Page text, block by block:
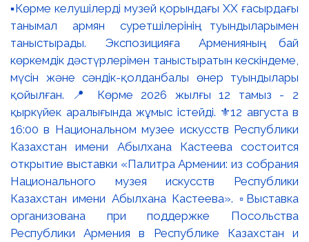
▪️Көрме келушілерді музей қорындағы ХХ ғасырдағы
танымал армян суретшілерінің туындыларымен
таныстырады. Экспозицияға Арменияның бай
көркемдік дәстүрлерімен таныстыратын кескіндеме,
мүсін және сәндік-қолданбалы өнер туындылары
қойылған. 📍 Көрме 2026 жылғы 12 тамыз - 2
қыркүйек аралығында жұмыс істейді. ⚜️12 августа в
16:00 в Национальном музее искусств Республики
Казахстан имени Абылхана Кастеева состоится
открытие выставки «Палитра Армении: из собрания
Национального музея искусств Республики
Казахстан имени Абылхана Кастеева». ▫️Выставка
организована при поддержке Посольства
Республики Армения в Республике Казахстан и